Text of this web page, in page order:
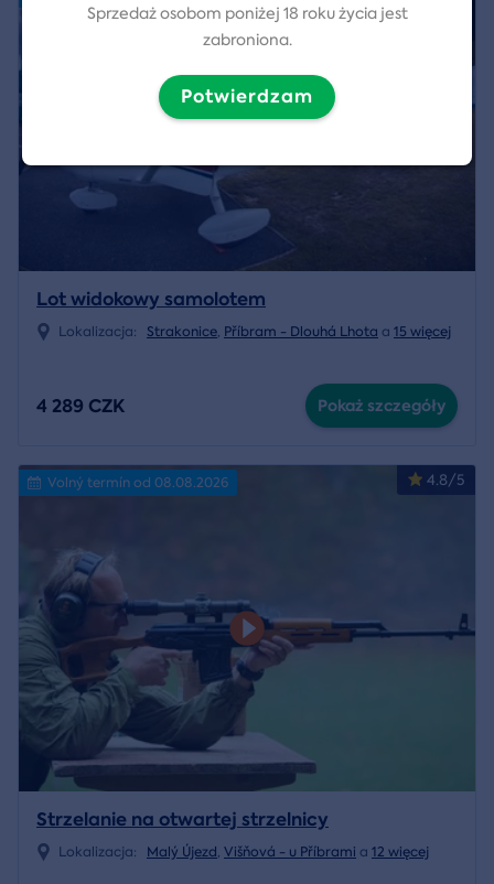
Lot widokowy samolotem
Lokalizacja: Strakonice, Příbram - Dlouhá Lhota a 15 więcej
4 289 CZK Pokaż szczegóły
4.8/5
Volný termín od 08.08.2026
Strzelanie na otwartej strzelnicy
Lokalizacja: Malý Újezd, Višňová - u Příbrami a 12 więcej
Sprzedaż osobom poniżej 18 roku życia jest
zabroniona.
Potwierdzam